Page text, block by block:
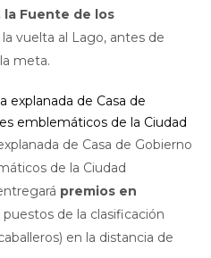
la Fuente de los
la vuelta al Lago, antes de
meta.
de Casa de Gobierno
de la Ciudad
premios en
de la clasificación
en la distancia de